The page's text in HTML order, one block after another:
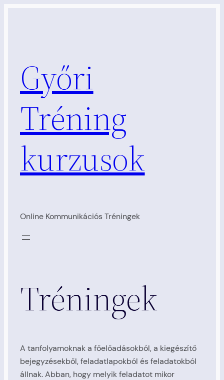
Győri
Tréning
kurzusok
Online Kommunikációs Tréningek
Tréningek
A tanfolyamoknak a főelőadásokból, a kiegészítő
bejegyzésekből, feladatlapokból és feladatokból
állnak. Abban, hogy melyik feladatot mikor